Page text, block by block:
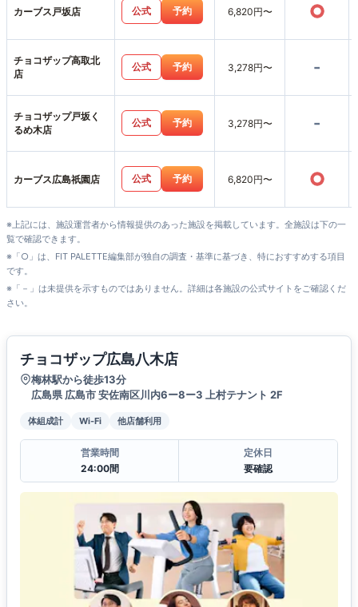
カーブス戸坂店 公式 予約 6,820円〜 ○
チョコザップ高取北
店
公式 予約 3,278円〜 -
チョコザップ戸坂く
るめ木店
公式 予約 3,278円〜 -
カーブス広島祇園店 公式 予約 6,820円〜 ○
※上記には、施設運営者から情報提供のあった施設を掲載しています。全施設は下の一
覧で確認できます。
※「○」は、FIT PALETTE編集部が独自の調査・基準に基づき、特におすすめする項目
です。
※「－」は未提供を示すものではありません。詳細は各施設の公式サイトをご確認くだ
さい。
チョコザップ広島八木店
梅林駅から徒歩13分
広島県 広島市 安佐南区川内6ー8ー3 上村テナント 2F
体組成計 Wi-Fi 他店舗利用
営業時間
24:00間
定休日
要確認